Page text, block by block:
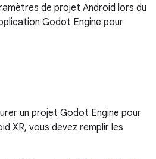
de projet Android lors du
Godot Engine pour
un projet Godot Engine pour
XR, vous devez remplir les